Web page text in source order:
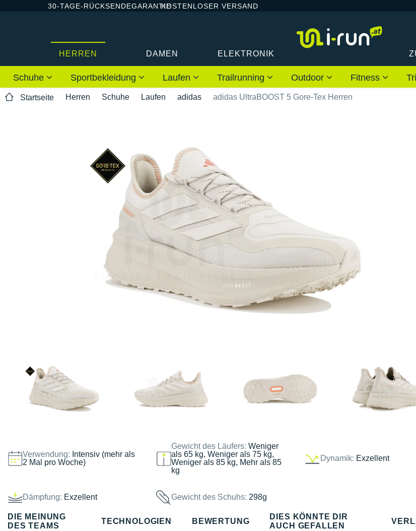
30-TAGE-RÜCKSENDEGARANTIEKOSTENLOSER VERSAND
HERREN DAMEN ELEKTRONIK
Schuhe Sportbekleidung Laufen Trailrunning Outdoor Fitness
Startseite Herren Schuhe Laufen adidas adidas UltraBOOST 5 Gore-Tex Herren
Verwendung: Intensiv (mehr als
2 Mal pro Woche)
Gewicht des Läufers:Weniger
als 65 kg, Weniger als 75 kg,
Weniger als 85 kg, Mehr als 85
kg
Dynamik: Exzellent
Dämpfung: Exzellent Gewicht des Schuhs: 298g
DIE MEINUNG
DES TEAMS
TECHNOLOGIEN BEWERTUNG
DIES KÖNNTE DIR
AUCH GEFALLEN